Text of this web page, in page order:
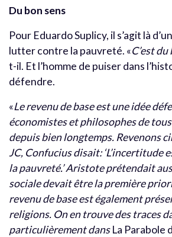
Du bon sens
Pour Eduardo Suplicy, il s’agit là
lutter contre la pauvreté. «C’est
t-il. Et l’homme de puiser dans
défendre.
«Le revenu de base est une idée
économistes et philosophes de
depuis bien longtemps. Revenons
JC, Confucius disait: ‘L’incertitude
la pauvreté.’ Aristote prétendait
sociale devait être la première
revenu de base est également
religions. On en trouve des traces
particulièrement dansLa Parabole